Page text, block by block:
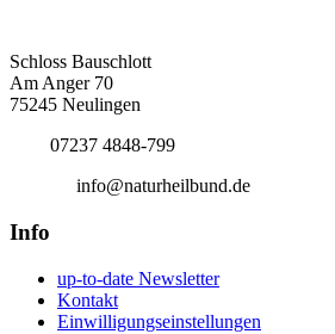
Schloss Bauschlott
Am Anger 70
75245 Neulingen
07237 4848-799
info@naturheilbund.de
Info
up-to-date Newsletter
Kontakt
Einwilligungseinstellungen